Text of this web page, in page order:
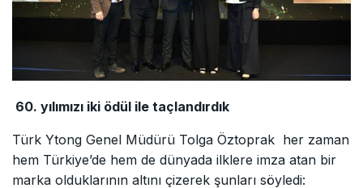
60. yılımızı iki ödül ile taçlandırdık
Türk Ytong Genel Müdürü Tolga Öztoprak her zaman
hem Türkiye’de hem de dünyada ilklere imza atan bir
marka olduklarının altını çizerek şunları söyledi: